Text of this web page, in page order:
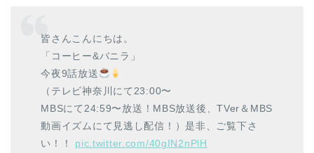
皆さんこんにちは。
「コーヒー&バニラ」
今夜9話放送
（テレビ神奈川にて23:00〜
MBSにて24:59〜放送！MBS放送後、TVer＆MBS
動画イズムにて見逃し配信！）是非、ご覧下さ
い！！ pic.twitter.com/40gIN2nPlH